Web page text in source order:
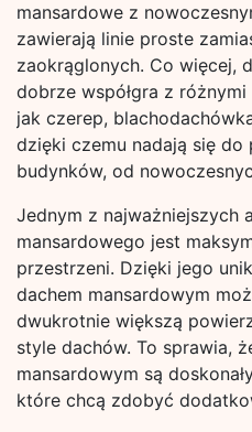
mansardowe z
zawierają linie proste
zaokrąglonych. Co więcej,
dobrze współgra z
jak czerep,
dzięki czemu nadają się
budynków, od
Jednym z najważniejszych
mansardowego jest
przestrzeni. Dzięki jego
dachem mansardowym
dwukrotnie większą
style dachów. To sprawia,
mansardowym są
które chcą zdobyć